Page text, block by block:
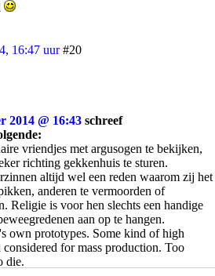
16:47 uur #20
2014 @ 16:43 schreef
vriendjes met argusogen te bekijken,
richting gekkenhuis te sturen.
altijd wel een reden waarom zij het
anderen te vermoorden of
Religie is voor hen slechts een handige
aan op te hangen.
own prototypes. Some kind of high
for mass production. Too
die.